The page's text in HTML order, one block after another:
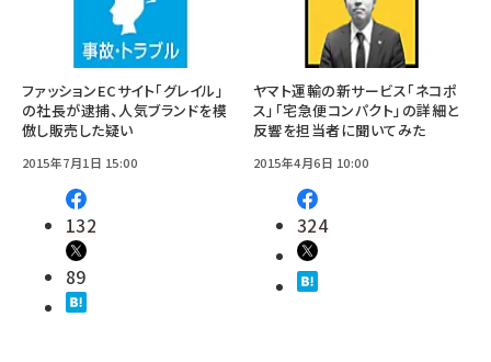
ファッションECサイト「グレイル」
の社長が逮捕、人気ブランドを模
倣し販売した疑い
2015年7月1日 15:00
132
89
ヤマト運輸の新サービス「ネコポ
ス」「宅急便コンパクト」の詳細と
反響を担当者に聞いてみた
2015年4月6日 10:00
324